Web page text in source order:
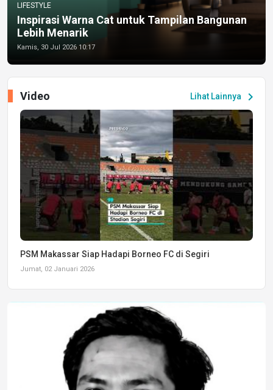
LIFESTYLE
Inspirasi Warna Cat untuk Tampilan Bangunan
Lebih Menarik
Kamis, 30 Jul 2026 10:17
Lihat Lainnya chevron_right
Video
PSM Makassar Siap Hadapi Borneo FC di Segiri
Jumat, 02 Januari 2026